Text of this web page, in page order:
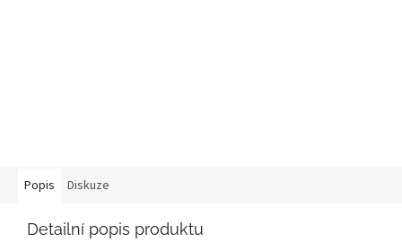
Popis Diskuze
Detailní popis produktu